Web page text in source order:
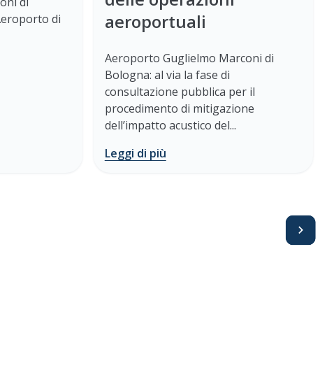
di
aeroportuali
Aeroporto Guglielmo Marconi di
Bologna: al via la fase di
consultazione pubblica per il
procedimento di mitigazione
dell’impatto acustico del...
Leggi di più
Avanti